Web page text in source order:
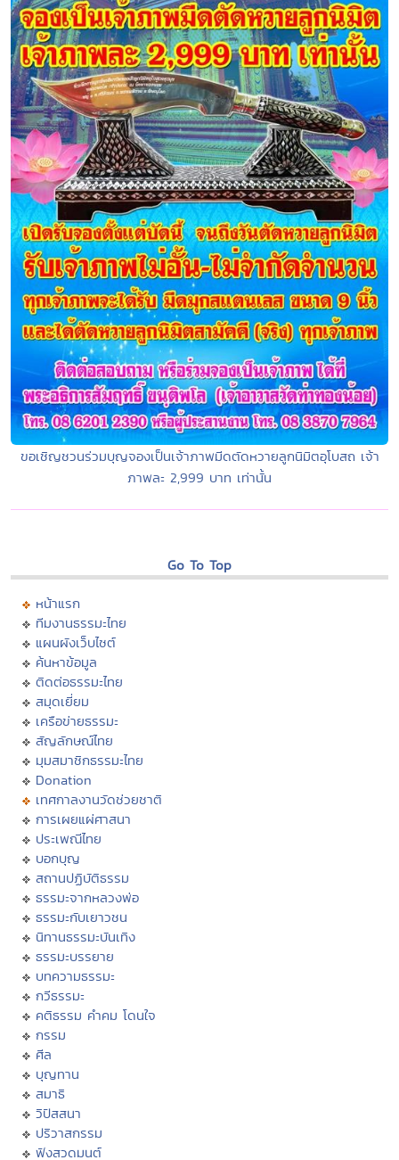
ขอเชิญชวนร่วมบุญจองเป็นเจ้าภาพมีดตัดหวายลูกนิมิตอุโบสถ เจ้า
ภาพละ 2,999 บาท เท่านั้น
Go To Top
หน้าแรก
ทีมงานธรรมะไทย
แผนผังเว็บไซต์
ค้นหาข้อมูล
ติดต่อธรรมะไทย
สมุดเยี่ยม
เครือข่ายธรรมะ
สัญลักษณ์ไทย
มุมสมาชิกธรรมะไทย
Donation
เทศกาลงานวัดช่วยชาติ
การเผยแผ่ศาสนา
ประเพณีไทย
บอกบุญ
สถานปฏิบัติธรรม
ธรรมะจากหลวงพ่อ
ธรรมะกับเยาวชน
นิทานธรรมะบันเทิง
ธรรมะบรรยาย
บทความธรรมะ
กวีธรรมะ
คติธรรม คำคม โดนใจ
กรรม
ศีล
บุญทาน
สมาธิ
วิปัสสนา
ปริวาสกรรม
ฟังสวดมนต์